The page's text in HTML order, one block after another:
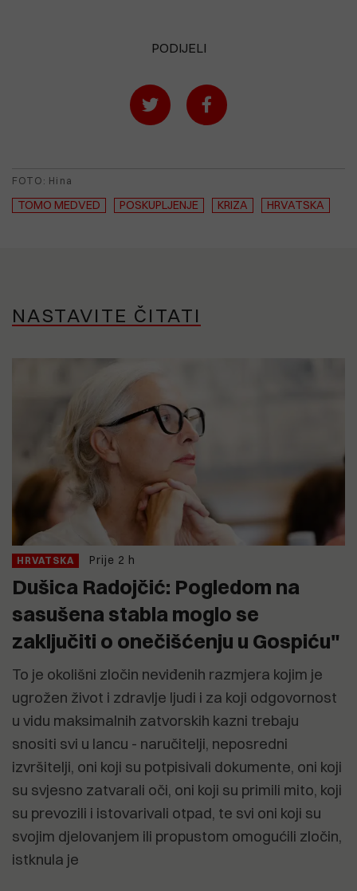
PODIJELI
FOTO: Hina
TOMO MEDVED POSKUPLJENJE KRIZA HRVATSKA
NASTAVITE ČITATI
HRVATSKA Prije 2 h
Dušica Radojčić: Pogledom na
sasušena stabla moglo se
zaključiti o onečišćenju u Gospiću"
To je okolišni zločin neviđenih razmjera kojim je
ugrožen život i zdravlje ljudi i za koji odgovornost
u vidu maksimalnih zatvorskih kazni trebaju
snositi svi u lancu - naručitelji, neposredni
izvršitelji, oni koji su potpisivali dokumente, oni koji
su svjesno zatvarali oči, oni koji su primili mito, koji
su prevozili i istovarivali otpad, te svi oni koji su
svojim djelovanjem ili propustom omogućili zločin,
istknula je